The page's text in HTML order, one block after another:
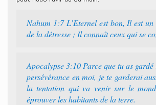
Nahum 1:7 L’Eternel est bon, Il est
de la détresse ; Il connaît ceux qui se
Apocalypse 3:10 Parce que tu as
persévérance en moi, je te garderai
la tentation qui va venir sur le
éprouver les habitants de la terre.